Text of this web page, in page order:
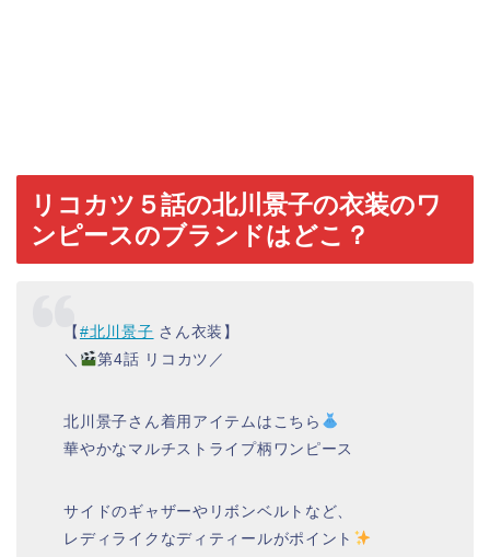
リコカツ５話の北川景子の衣装のワ
ンピースのブランドはどこ？
【#北川景子 さん衣装】
＼
第4話 リコカツ／
北川景子さん着用アイテムはこちら
華やかなマルチストライプ柄ワンピース
サイドのギャザーやリボンベルトなど、
レディライクなディティールがポイント